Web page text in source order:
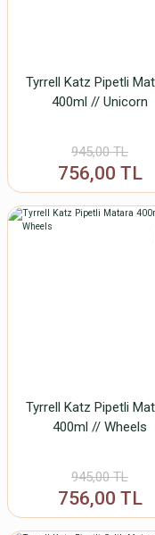
Tyrrell Katz Pipetli
400ml // Unicorn
945,00 TL
756,00 TL
Tyrrell Katz Pipetli
400ml // Wheels
945,00 TL
756,00 TL